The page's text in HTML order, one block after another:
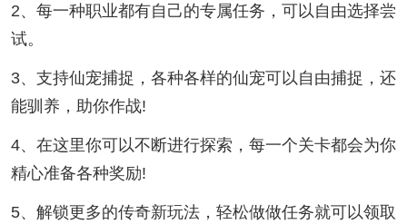
2、每一种职业都有自己的专属任务，可以自由选择尝
试。
3、支持仙宠捕捉，各种各样的仙宠可以自由捕捉，还
能驯养，助你作战!
4、在这里你可以不断进行探索，每一个关卡都会为你
精心准备各种奖励!
5、解锁更多的传奇新玩法，轻松做做任务就可以领取